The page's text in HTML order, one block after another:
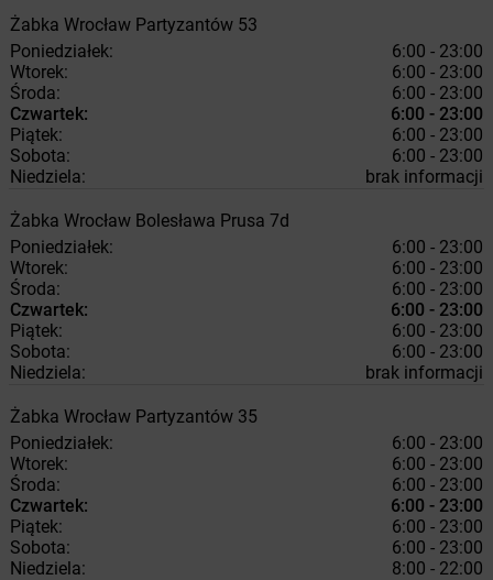
Żabka Wrocław Partyzantów 53
Poniedziałek:
6:00 - 23:00
Wtorek:
6:00 - 23:00
Środa:
6:00 - 23:00
Czwartek:
6:00 - 23:00
Piątek:
6:00 - 23:00
Sobota:
6:00 - 23:00
Niedziela:
brak informacji
Żabka Wrocław Bolesława Prusa 7d
Poniedziałek:
6:00 - 23:00
Wtorek:
6:00 - 23:00
Środa:
6:00 - 23:00
Czwartek:
6:00 - 23:00
Piątek:
6:00 - 23:00
Sobota:
6:00 - 23:00
Niedziela:
brak informacji
Żabka Wrocław Partyzantów 35
Poniedziałek:
6:00 - 23:00
Wtorek:
6:00 - 23:00
Środa:
6:00 - 23:00
Czwartek:
6:00 - 23:00
Piątek:
6:00 - 23:00
Sobota:
6:00 - 23:00
Niedziela:
8:00 - 22:00